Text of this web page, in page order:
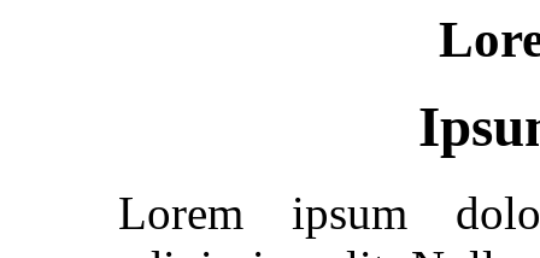
Lorem ipsum